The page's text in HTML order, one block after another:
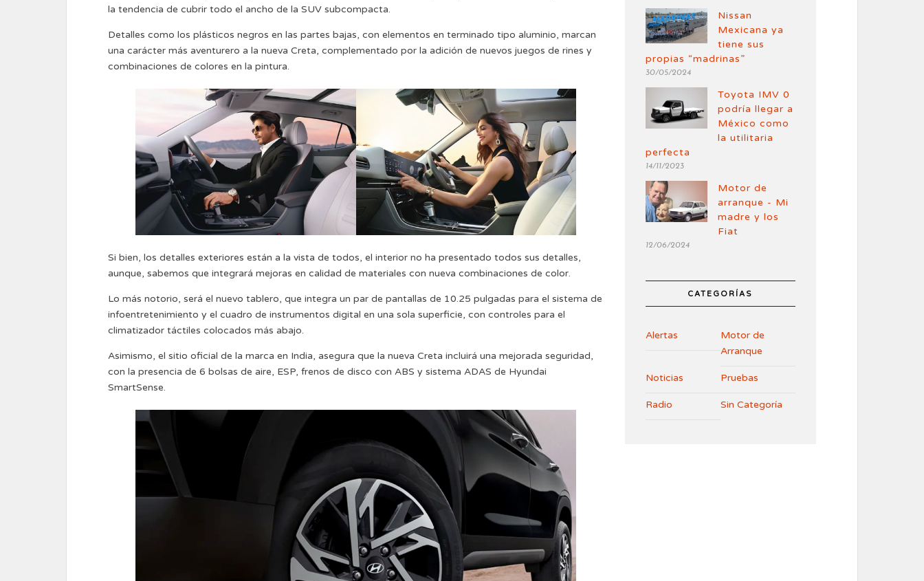
la tendencia de cubrir todo el ancho de la SUV subcompacta.
Detalles como los plásticos negros en las partes bajas, con elementos en terminado tipo aluminio, marcan
una carácter más aventurero a la nueva Creta, complementado por la adición de nuevos juegos de rines y
combinaciones de colores en la pintura.
Si bien, los detalles exteriores están a la vista de todos, el interior no ha presentado todos sus detalles,
aunque, sabemos que integrará mejoras en calidad de materiales con nueva combinaciones de color.
Lo más notorio, será el nuevo tablero, que integra un par de pantallas de 10.25 pulgadas para el sistema de
infoentretenimiento y el cuadro de instrumentos digital en una sola superficie, con controles para el
climatizador táctiles colocados más abajo.
Asimismo, el sitio oficial de la marca en India, asegura que la nueva Creta incluirá una mejorada seguridad,
con la presencia de 6 bolsas de aire, ESP, frenos de disco con ABS y sistema ADAS de Hyundai
SmartSense.
Nissan
Mexicana ya
tiene sus
propias “madrinas”
30/05/2024
Toyota IMV 0
podría llegar a
México como
la utilitaria
perfecta
14/11/2023
Motor de
arranque - Mi
madre y los
Fiat
12/06/2024
CATEGORÍAS
Alertas
Motor de
Arranque
Noticias Pruebas
Radio Sin Categoría